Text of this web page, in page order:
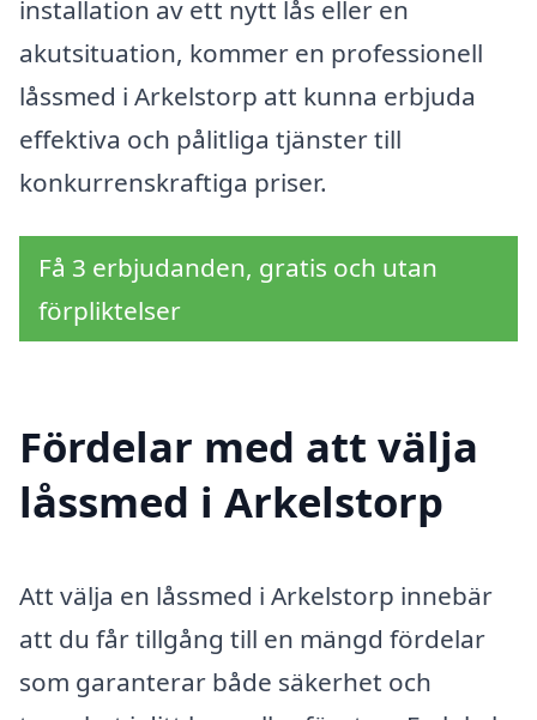
installation av ett nytt lås eller en
akutsituation, kommer en professionell
låssmed i Arkelstorp att kunna erbjuda
effektiva och pålitliga tjänster till
konkurrenskraftiga priser.
Få 3 erbjudanden, gratis och utan
förpliktelser
Fördelar med att välja
låssmed i Arkelstorp
Att välja en låssmed i Arkelstorp innebär
att du får tillgång till en mängd fördelar
som garanterar både säkerhet och